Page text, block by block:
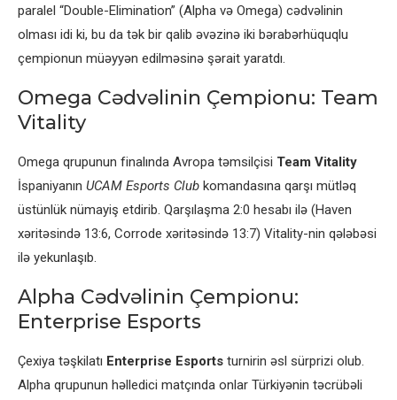
paralel “Double-Elimination” (Alpha və Omega) cədvəlinin
olması idi ki, bu da tək bir qalib əvəzinə iki bərabərhüquqlu
çempionun müəyyən edilməsinə şərait yaratdı.
Omega Cədvəlinin Çempionu: Team
Vitality
Omega qrupunun finalında Avropa təmsilçisi Team Vitality
İspaniyanın UCAM Esports Club komandasına qarşı mütləq
üstünlük nümayiş etdirib. Qarşılaşma 2:0 hesabı ilə (Haven
xəritəsində 13:6, Corrode xəritəsində 13:7) Vitality-nin qələbəsi
ilə yekunlaşıb.
Alpha Cədvəlinin Çempionu:
Enterprise Esports
Çexiya təşkilatı Enterprise Esports turnirin əsl sürprizi olub.
Alpha qrupunun həlledici matçında onlar Türkiyənin təcrübəli